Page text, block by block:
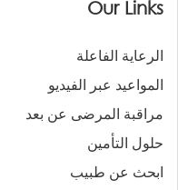
Our Links
الرعاية الفاعلة
المواعيد عبر الفيديو
مراقبة المرضى عن بعد
حلول التأمين
ابحث عن طبيب